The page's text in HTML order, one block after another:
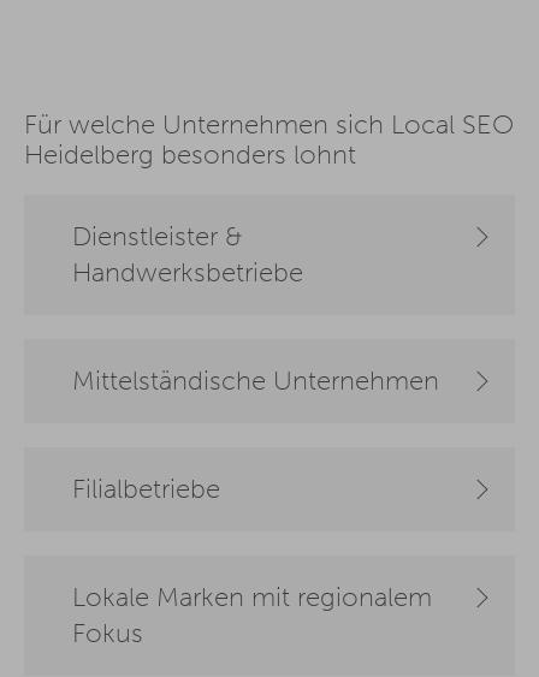
Für welche Unternehmen sich Local SEO
Heidelberg besonders lohnt
Dienstleister &
Handwerksbetriebe
Mittelständische Unternehmen
Filialbetriebe
Lokale Marken mit regionalem
Fokus